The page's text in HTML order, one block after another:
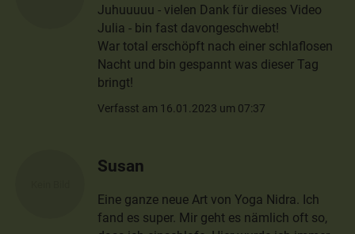
Juhuuuuu - vielen Dank für dieses Video
Julia - bin fast davongeschwebt!
War total erschöpft nach einer schlaflosen
Nacht und bin gespannt was dieser Tag
bringt!
Verfasst am 16.01.2023 um 07:37
Susan
Eine ganze neue Art von Yoga Nidra. Ich
fand es super. Mir geht es nämlich oft so,